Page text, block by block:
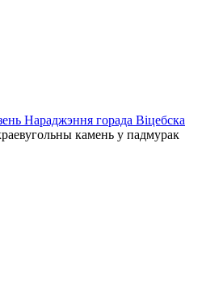
Нараджэння горада Віцебска
камень у падмурак